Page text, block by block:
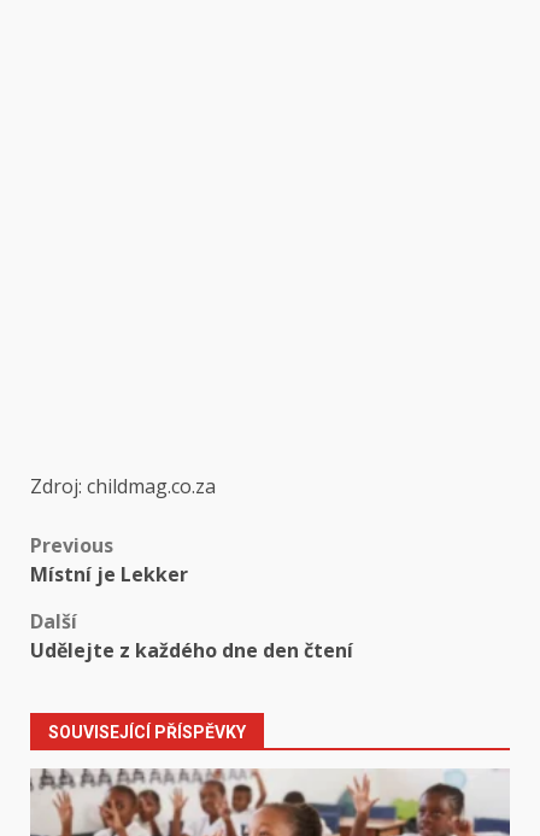
Zdroj: childmag.co.za
Post
navigation
Previous
Místní je Lekker
Další
Udělejte z každého dne den čtení
SOUVISEJÍCÍ PŘÍSPĚVKY